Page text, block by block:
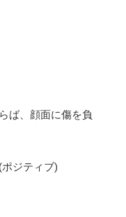
ば、顔面に傷を負
ジティブ)